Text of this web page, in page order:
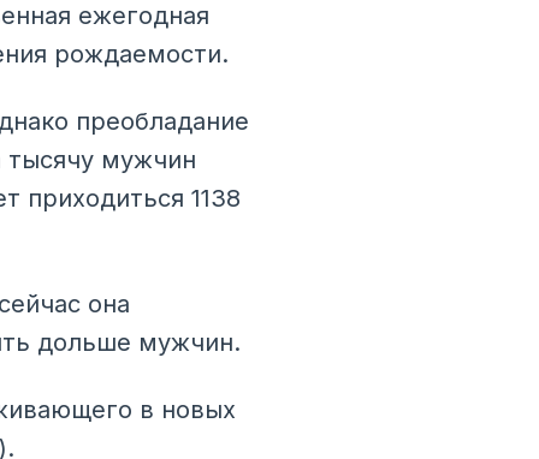
ежегодная
рождаемости.
преобладание
тысячу мужчин
приходиться 1138
она
дольше мужчин.
в новых